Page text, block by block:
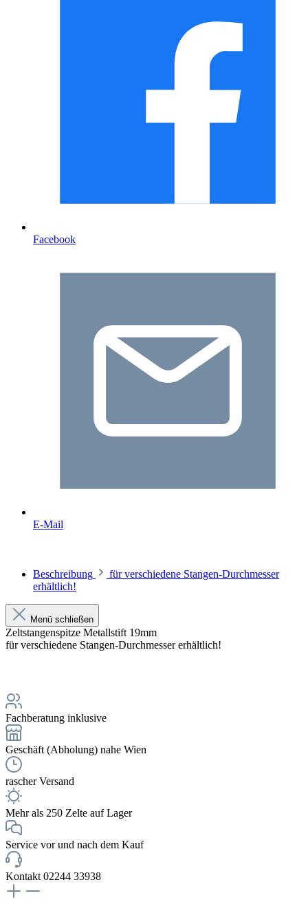
Facebook
E-Mail
Beschreibung
für verschiedene Stangen-Durchmesser
erhältlich!
Menü schließen
Zeltstangenspitze Metallstift 19mm
für verschiedene Stangen-Durchmesser erhältlich!
Fachberatung inklusive
Geschäft (Abholung) nahe Wien
rascher Versand
Mehr als 250 Zelte auf Lager
Service vor und nach dem Kauf
Kontakt 02244 33938